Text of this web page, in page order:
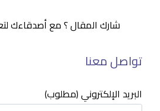
شارك المقال ؟ مع أصدقاءك
تواصل معنا
البريد الإلكتروني (مطلوب)